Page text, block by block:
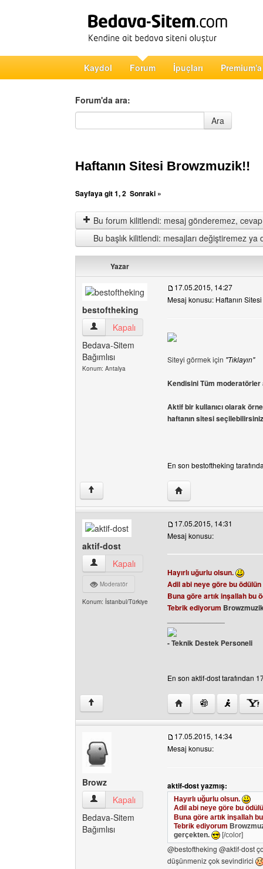
Kaydol Forum İpuçları
Forum'da ara:
Forum'da ara
Ara
Haftanın Sitesi Browzmuzik!!
Sayfaya git1,2 Sonraki »
Bu forum kilitlendi: mesaj gönderemez,
Bu başlık kilitlendi: mesajları değiştiremez ya
Yazar
bestoftheking
bestoftheking Kullanıcının profilini görüntüle
Kapalı
Bedava-Sitem
Bağımlısı
Konum: Antalya
17.05.2015, 14:27
Mesaj konusu: Haftanın
Siteyi görmek için "Tıklayın"
Kendisini Tüm moderatörler
Aktif bir kullanıcı olarak
haftanın sitesi
En son bestoftheking
↑ Yazarın web sitesini
aktif-dost
aktif-dost Kullanıcının profilini görüntüle
Kapalı
Moderatör
Konum: İstanbul/Türkiye
17.05.2015, 14:31
Mesaj konusu:
Hayırlı uğurlu olsun.
Adil abi neye göre bu
Buna göre artık inşallah bu
Tebrik ediyorum
- Teknik Destek Personeli
En son aktif-dost tarafından
↑ Yazarın web sitesini
Browz
Browz Kullanıcının profilini görüntüle
Kapalı
Bedava-Sitem
Bağımlısı
17.05.2015, 14:34
Mesaj konusu:
aktif-dost yazmış:
Hayırlı uğurlu olsun.
Adil abi neye göre bu
Buna göre artık inşallah
Tebrik ediyorum
gerçekten.
[/color]
@bestoftheking @aktif-dost
düşünmeniz çok sevindirici